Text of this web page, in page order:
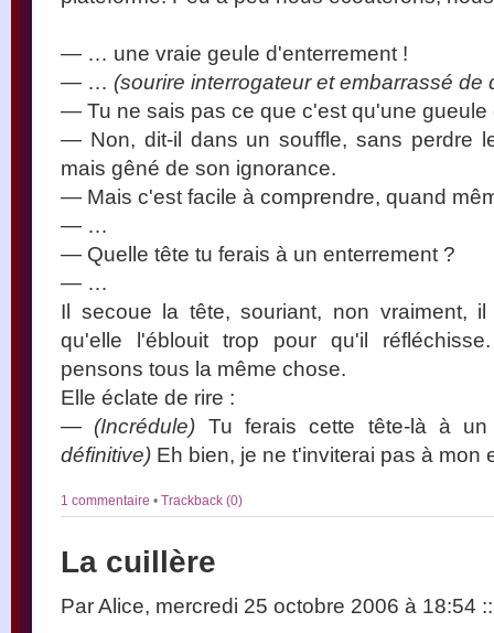
— … une vraie geule d'enterrement !
— … (sourire interrogateur et embarrassé de
— Tu ne sais pas ce que c'est qu'une gueule
— Non, dit-il dans un souffle, sans perdre
mais gêné de son ignorance.
— Mais c'est facile à comprendre, quand
— …
— Quelle tête tu ferais à un enterrement ?
— …
Il secoue la tête, souriant, non vraiment,
qu'elle l'éblouit trop pour qu'il
pensons tous la même chose.
Elle éclate de rire :
— (Incrédule) Tu ferais cette tête-là à
définitive) Eh bien, je ne t'inviterai pas à mon
1 commentaire • Trackback (0)
La cuillère
Par Alice, mercredi 25 octobre 2006 à 18:54 ::